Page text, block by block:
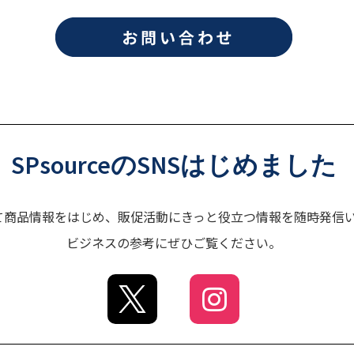
SPsourceのSNSはじめました
品情報をはじめ、販促活動にきっと役立つ情報を随時発信い
ビジネスの参考にぜひご覧ください。